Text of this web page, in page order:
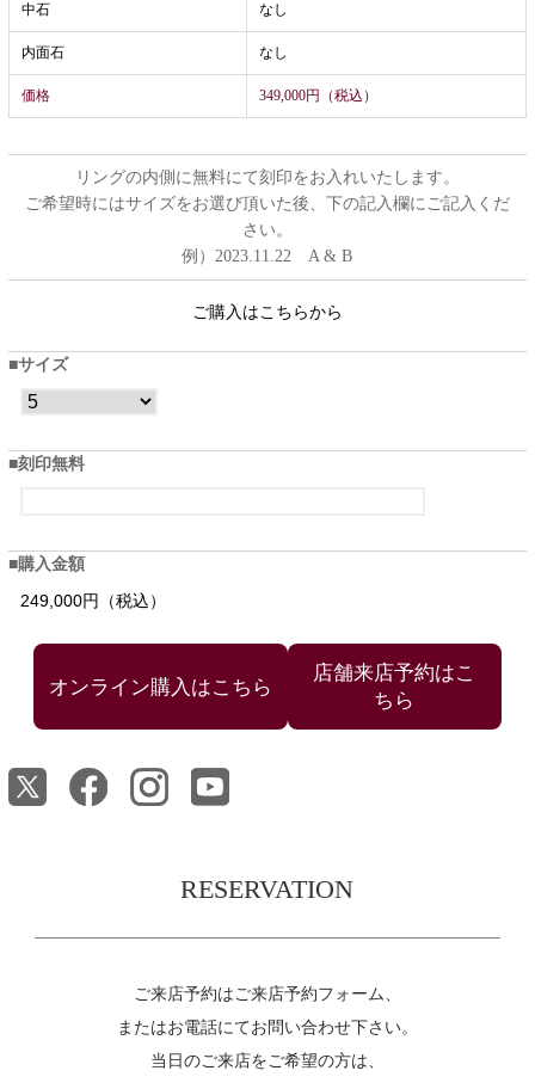
中石 なし
内面石 なし
価格 349,000円（税込）
リングの内側に無料にて刻印をお入れいたします。
ご希望時にはサイズをお選び頂いた後、下の記入欄にご記入くだ
さい。
例）2023.11.22 A & B
ご購入はこちらから
サイズ
刻印無料
購入金額
249,000円（税込）
店舗来店予約はこ
ちら
RESERVATION
ご来店予約はご来店予約フォーム、
またはお電話にてお問い合わせ下さい。
当日のご来店をご希望の方は、